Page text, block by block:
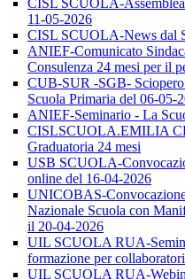
CISL SCUOLA-
11-05-2026
CISL SCUOLA-News dal
ANIEF-Comunicato
Consulenza 24 mesi per il
CUB-SUR -SGB-
Scuola Primaria del 06-05-
ANIEF-Seminario - La
CISLSCUOLA.EMILIA
Graduatoria 24 mesi
USB SCUOLA-
online del 16-04-2026
UNICOBAS-
Nazionale Scuola con
il 20-04-2026
UIL SCUOLA RUA-
formazione per
UIL SCUOLA RUA-